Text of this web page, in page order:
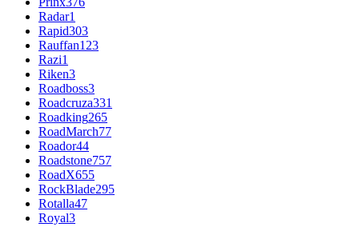
Radar1
Rapid303
Rauffan123
Razi1
Riken3
Roadboss3
Roadcruza331
Roadking265
RoadMarch77
Roador44
Roadstone757
RoadX655
RockBlade295
Rotalla47
Royal3